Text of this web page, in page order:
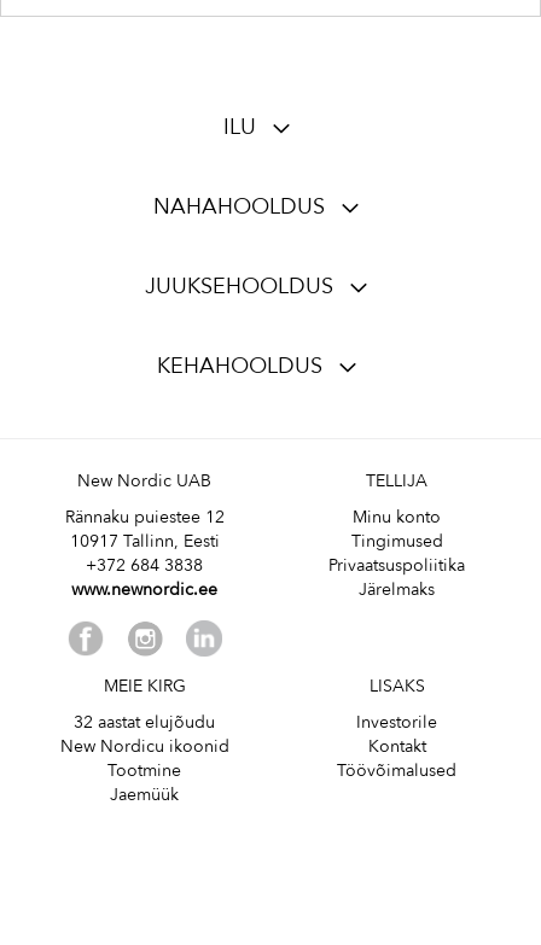
ILU
NAHAHOOLDUS
JUUKSEHOOLDUS
KEHAHOOLDUS
New Nordic UAB
Rännaku puiestee 12
10917 Tallinn, Eesti
+372 684 3838
www.newnordic.ee
TELLIJA
Minu konto
Tingimused
Privaatsuspoliitika
Järelmaks
MEIE KIRG
32 aastat elujõudu
New Nordicu ikoonid
Tootmine
Jaemüük
LISAKS
Investorile
Kontakt
Töövõimalused